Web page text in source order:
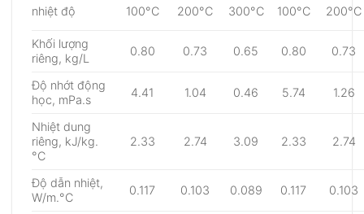
nhiệt độ 100°C 200°C 300°C 100°C 200°C
Khối lượng
riêng, kg/L
0.80 0.73 0.65 0.80 0.73
Độ nhớt động
học, mPa.s
4.41 1.04 0.46 5.74 1.26
Nhiệt dung
riêng, kJ/kg.
°C
2.33 2.74 3.09 2.33 2.74
Độ dẫn nhiệt,
W/m.°C
0.117 0.103 0.089 0.117 0.103